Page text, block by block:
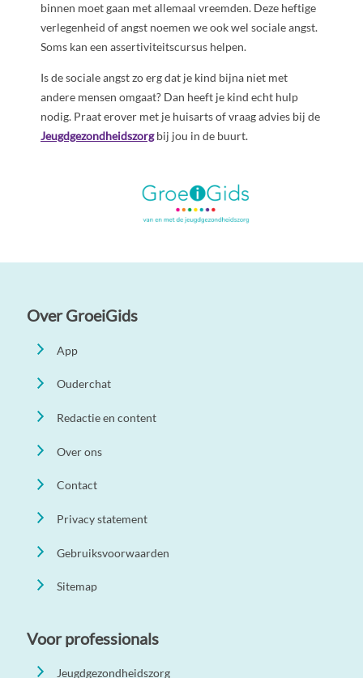
binnen moet gaan met allemaal vreemden. Deze heftige
verlegenheid of angst noemen we ook wel sociale angst.
Soms kan een assertiviteitscursus helpen.
Is de sociale angst zo erg dat je kind bijna niet met
andere mensen omgaat? Dan heeft je kind echt hulp
nodig. Praat erover met je huisarts of vraag advies bij de
Jeugdgezondheidszorgbij jou in de buurt.
Over GroeiGids
App
Ouderchat
Redactie en content
Over ons
Contact
Privacy statement
Gebruiksvoorwaarden
Sitemap
Voor professionals
Jeugdgezondheidszorg